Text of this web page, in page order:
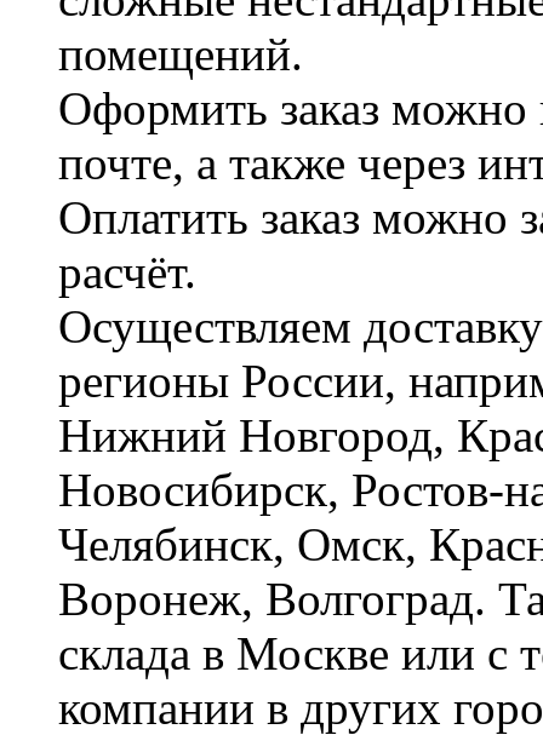
помещений.
Оформить заказ можно
почте, а также через
Оплатить заказ можно
расчёт.
Осуществляем
регионы России,
Нижний Новгород,
Новосибирск, Ростов-
Челябинск, Омск,
Воронеж, Волгоград.
склада в Москве или с
компании в других